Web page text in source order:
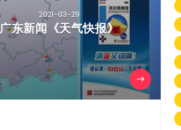
2021-03-29
广东新闻《天气快报》